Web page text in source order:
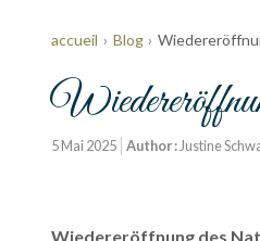
accueil Blog
5 Mai 2025 Author : Justine
Wiedereröffnung des